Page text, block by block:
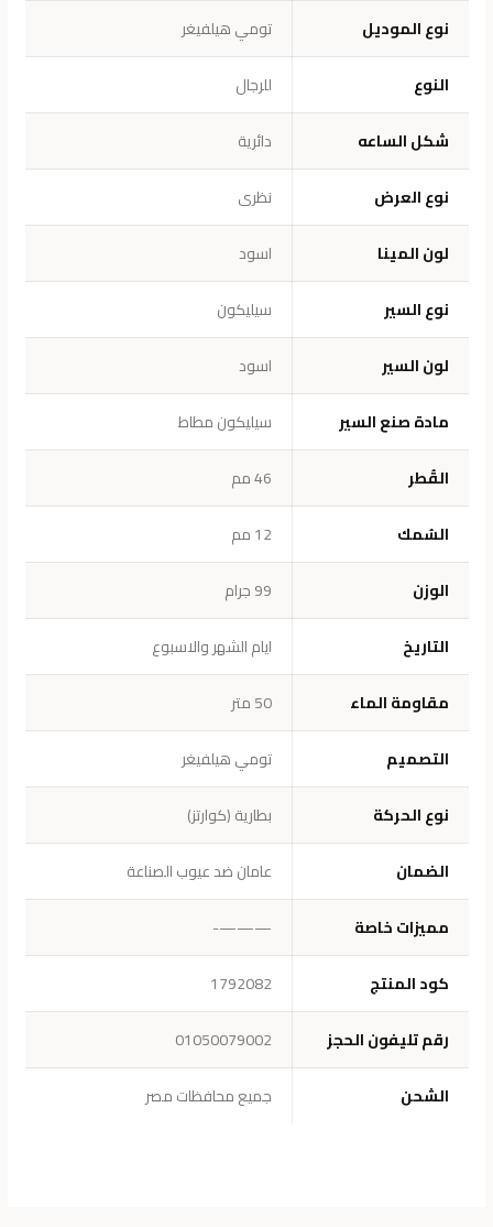
نوع الموديل
تومي هيلفيغر
النوع
للرجال
شكل الساعه
دائرية
نوع العرض
نظرى
لون المينا
اسود
نوع السير
سيليكون
لون السير
اسود
مادة صنع السير
سيليكون مطاط
القُطر
46 مم
السُمك
12 مم
الوزن
99 جرام
التاريخ
ايام الشهر والاسبوع
مقاومة الماء
50 متر
التصميم
تومي هيلفيغر
نوع الحركة
بطارية (كوارتز)
الضمان
عامان ضد عيوب الصناعة
مميزات خاصة
———-
كود المنتج
1792082
رقم تليفون الحجز
01050079002
الشحن
جميع محافظات مصر